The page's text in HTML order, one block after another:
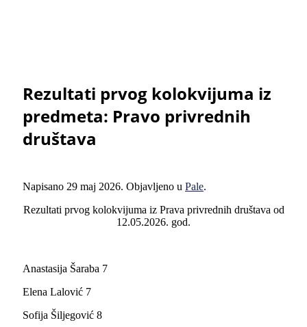
Rezultati prvog kolokvijuma iz
predmeta: Pravo privrednih
društava
Napisano 29 maj 2026. Objavljeno u Pale.
Rezultati prvog kolokvijuma iz Prava privrednih društava od
12.05.2026. god.
Anastasija Šaraba 7
Elena Lalović 7
Sofija Šiljegović 8